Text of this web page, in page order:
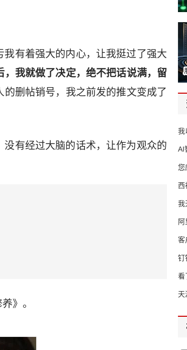
有着强大的内心，让我挺过了强大
，我就做了决定，绝不把话说满，留
删帖销号，我之前发的推文变成了
有经过大脑的话术，让作为观众的
》。
我
AI
错
您
西
我
客
钉
了
看
天